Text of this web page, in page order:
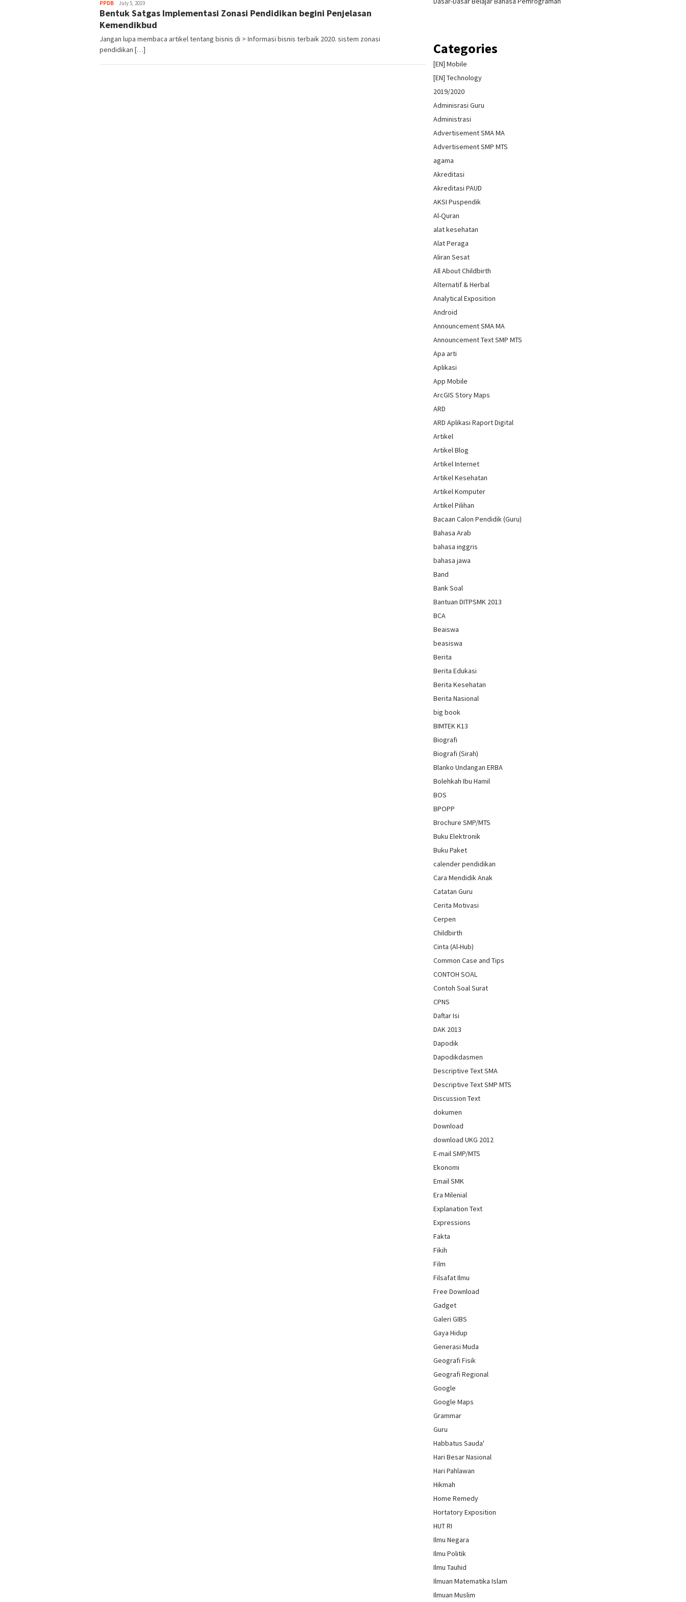
PPDBAdmin
July 5, 2019
Bentuk Satgas Implementasi Zonasi Pendidikan begini Penjelasan
Kemendikbud
Jangan lupa membaca artikel tentang bisnis di > Informasi bisnis terbaik 2020. sistem zonasi
pendidikan […]
Categories
[EN] Mobile
[EN] Technology
2019/2020
Adminisrasi Guru
Administrasi
Advertisement SMA MA
Advertisement SMP MTS
agama
Akreditasi
Akreditasi PAUD
AKSI Puspendik
Al-Quran
alat kesehatan
Alat Peraga
Aliran Sesat
All About Childbirth
Alternatif & Herbal
Analytical Exposition
Android
Announcement SMA MA
Announcement Text SMP MTS
Apa arti
Aplikasi
App Mobile
ArcGIS Story Maps
ARD
ARD Aplikasi Raport Digital
Artikel
Artikel Blog
Artikel Internet
Artikel Kesehatan
Artikel Komputer
Artikel Pilihan
Bacaan Calon Pendidik (Guru)
Bahasa Arab
bahasa inggris
bahasa jawa
Band
Bank Soal
Bantuan DITPSMK 2013
BCA
Beaiswa
beasiswa
Berita
Berita Edukasi
Berita Kesehatan
Berita Nasional
big book
BIMTEK K13
Biografi
Biografi (Sirah)
Blanko Undangan ERBA
Bolehkah Ibu Hamil
BOS
BPOPP
Brochure SMP/MTS
Buku Elektronik
Buku Paket
calender pendidikan
Cara Mendidik Anak
Catatan Guru
Cerita Motivasi
Cerpen
Childbirth
Cinta (Al-Hub)
Common Case and Tips
CONTOH SOAL
Contoh Soal Surat
CPNS
Daftar Isi
DAK 2013
Dapodik
Dapodikdasmen
Descriptive Text SMA
Descriptive Text SMP MTS
Discussion Text
dokumen
Download
download UKG 2012
E-mail SMP/MTS
Ekonomi
Email SMK
Era Milenial
Explanation Text
Expressions
Fakta
Fikih
Film
Filsafat Ilmu
Free Download
Gadget
Galeri GIBS
Gaya Hidup
Generasi Muda
Geografi Fisik
Geografi Regional
Google
Google Maps
Grammar
Guru
Habbatus Sauda'
Hari Besar Nasional
Hari Pahlawan
Hikmah
Home Remedy
Hortatory Exposition
HUT RI
Ilmu Negara
Ilmu Politik
Ilmu Tauhid
Ilmuan Matematika Islam
Ilmuan Muslim